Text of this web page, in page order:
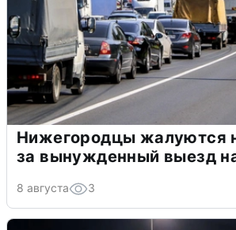
Нижегородцы жалуются
за вынужденный выезд
8 августа 3